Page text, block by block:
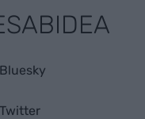
Bluesky
Twitter